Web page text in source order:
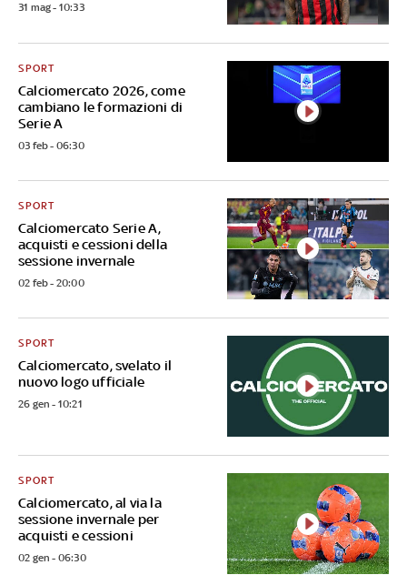
31 mag - 10:33
Calciomercato 2026, come
cambiano le formazioni di
Serie A
SPORT
03 feb - 06:30
Calciomercato Serie A,
acquisti e cessioni della
sessione invernale
SPORT
02 feb - 20:00
Calciomercato, svelato il
nuovo logo ufficiale
SPORT
26 gen - 10:21
Calciomercato, al via la
sessione invernale per
acquisti e cessioni
SPORT
02 gen - 06:30